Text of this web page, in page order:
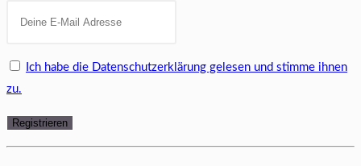
Ich habe die Datenschutzerklärung gelesen und stimme ihnen
zu.